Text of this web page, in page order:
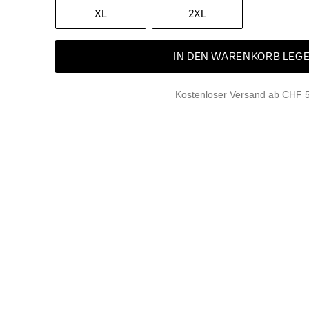
XL 2XL
IN DEN WARENKORB
Kostenloser Versand ab CHF